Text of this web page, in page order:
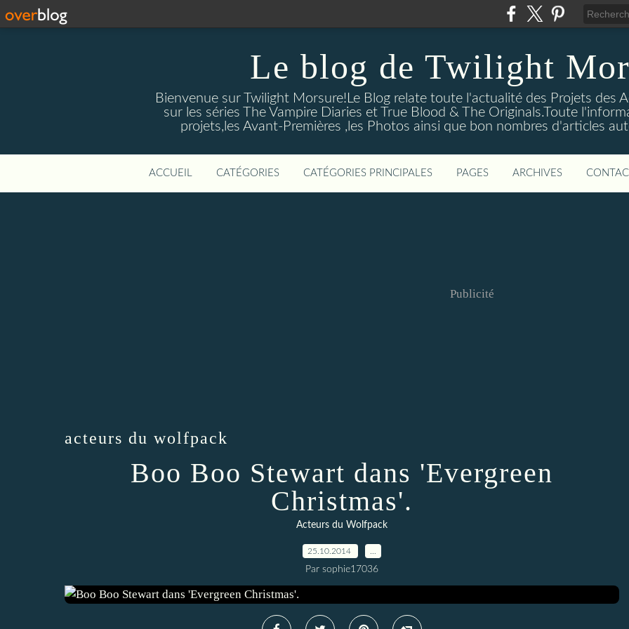
Le blog de Twilight
Bienvenue sur Twilight Morsure!Le Blog relate toute l'actualité des Projets des
sur les séries The Vampire Diaries et True Blood & The Originals.Toute
projets,les Avant-Premières ,les Photos ainsi que bon nombres d'articles
ACCUEIL CATÉGORIES CATÉGORIES PRINCIPALES PAGES ARCHIVES
Publicité
acteurs du wolfpack
Boo Boo Stewart dans 'Evergreen
Christmas'.
Acteurs du Wolfpack
25.10.2014
Par sophie17036